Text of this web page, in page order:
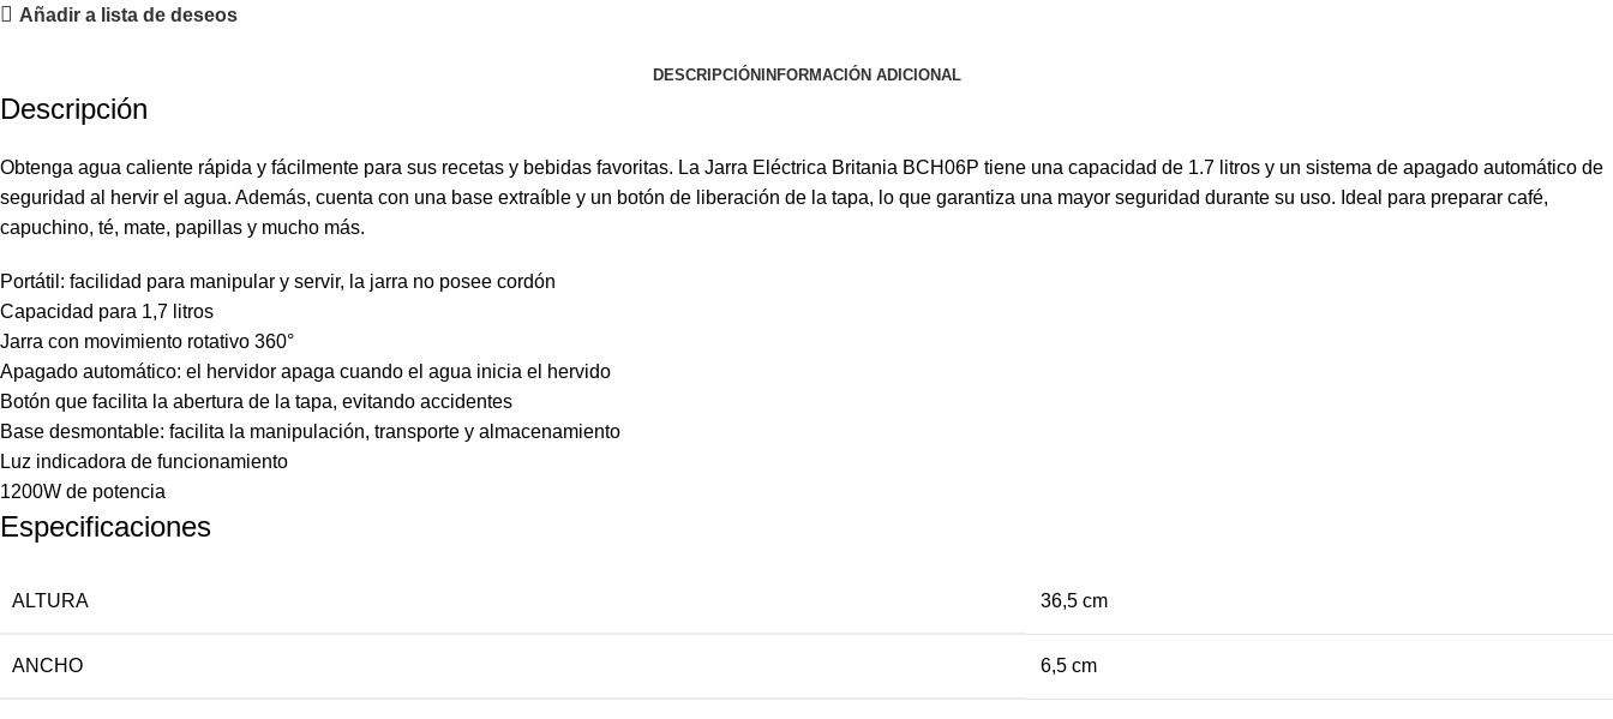
Añadir a lista de deseos
DESCRIPCIÓN INFORMACIÓN ADICIONAL
Descripción
Obtenga agua caliente rápida y fácilmente para sus recetas y bebidas favoritas. La Jarra Eléctrica Britania BCH06P tiene una capacidad de 1.7 litros y un sistema de apagado automático de
seguridad al hervir el agua. Además, cuenta con una base extraíble y un botón de liberación de la tapa, lo que garantiza una mayor seguridad durante su uso. Ideal para preparar café,
capuchino, té, mate, papillas y mucho más.
Portátil: facilidad para manipular y servir, la jarra no posee cordón
Capacidad para 1,7 litros
Jarra con movimiento rotativo 360°
Apagado automático: el hervidor apaga cuando el agua inicia el hervido
Botón que facilita la abertura de la tapa, evitando accidentes
Base desmontable: facilita la manipulación, transporte y almacenamiento
Luz indicadora de funcionamiento
1200W de potencia
Especificaciones
ALTURA 36,5 cm
ANCHO 6,5 cm